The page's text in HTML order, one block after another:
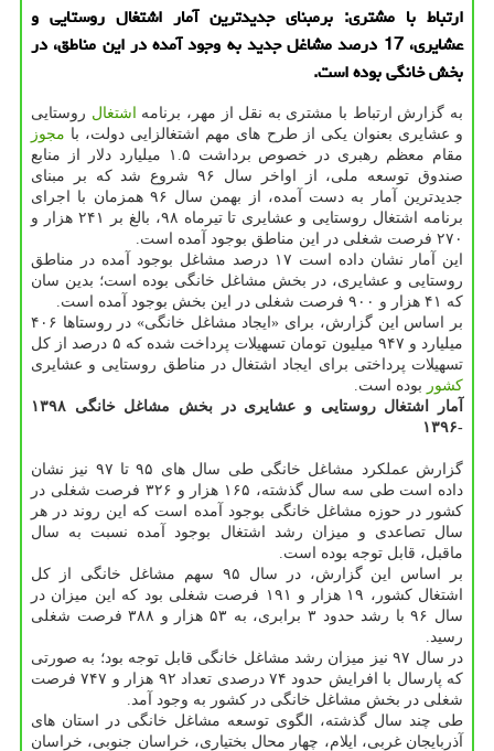
ارتباط با مشتری: برمبنای جدیدترین آمار اشتغال روستایی و
عشایری، 17 درصد مشاغل جدید به وجود آمده در این مناطق، در
بخش خانگی بوده است.
به گزارش ارتباط با مشتری به نقل از مهر، برنامه اشتغال روستایی
و عشایری بعنوان یكی از طرح های مهم اشتغالزایی دولت، با مجوز
مقام معظم رهبری در خصوص برداشت ۱.۵ میلیارد دلار از منابع
صندوق توسعه ملی، از اواخر سال ۹۶ شروع شد كه بر مبنای
جدیدترین آمار به دست آمده، از بهمن سال ۹۶ همزمان با اجرای
برنامه اشتغال روستایی و عشایری تا تیرماه ۹۸، بالغ بر ۲۴۱ هزار و
۲۷۰ فرصت شغلی در این مناطق بوجود آمده است.
این آمار نشان داده است ۱۷ درصد مشاغل بوجود آمده در مناطق
روستایی و عشایری، در بخش مشاغل خانگی بوده است؛ بدین سان
كه ۴۱ هزار و ۹۰۰ فرصت شغلی در این بخش بوجود آمده است.
بر اساس این گزارش، برای «ایجاد مشاغل خانگی» در روستاها ۴۰۶
میلیارد و ۹۴۷ میلیون تومان تسهیلات پرداخت شده كه ۵ درصد از كل
تسهیلات پرداختی برای ایجاد اشتغال در مناطق روستایی و عشایری
كشور بوده است.
آمار اشتغال روستایی و عشایری در بخش مشاغل خانگی ۱۳۹۸
-۱۳۹۶
گزارش عملكرد مشاغل خانگی طی سال های ۹۵ تا ۹۷ نیز نشان
داده است طی سه سال گذشته، ۱۶۵ هزار و ۳۲۶ فرصت شغلی در
كشور در حوزه مشاغل خانگی بوجود آمده است كه این روند در هر
سال تصاعدی و میزان رشد اشتغال بوجود آمده نسبت به سال
ماقبل، قابل توجه بوده است.
بر اساس این گزارش، در سال ۹۵ سهم مشاغل خانگی از كل
اشتغال كشور، ۱۹ هزار و ۱۹۱ فرصت شغلی بود كه این میزان در
سال ۹۶ با رشد حدود ۳ برابری، به ۵۳ هزار و ۳۸۸ فرصت شغلی
رسید.
در سال ۹۷ نیز میزان رشد مشاغل خانگی قابل توجه بود؛ به صورتی
كه پارسال با افرایش حدود ۷۴ درصدی تعداد ۹۲ هزار و ۷۴۷ فرصت
شغلی در بخش مشاغل خانگی در كشور به وجود آمد.
طی چند سال گذشته، الگوی توسعه مشاغل خانگی در استان های
آذربایجان غربی، ایلام، چهار محال بختیاری، خراسان جنوبی، خراسان